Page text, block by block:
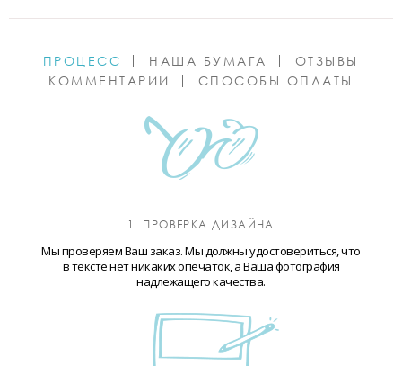
ПРОЦЕСС НАША БУМАГА
ОТЗЫВЫ
КОММЕНТАРИИ
СПОСОБЫ ОПЛАТЫ
1. ПРОВЕРКА ДИЗАЙНА
Мы проверяем Ваш заказ. Мы должны удостовериться, что
в тексте нет никаких опечаток, а Ваша фотография
надлежащего качества.